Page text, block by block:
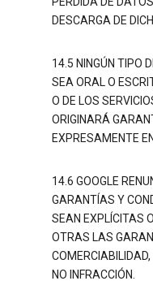
DESCARGA DE
14.5 NINGÚN TIPO
SEA ORAL O
O DE LOS
ORIGINARÁ
EXPRESAMENTE
14.6 GOOGLE
GARANTÍAS Y
SEAN EXPLÍCITAS
OTRAS LAS
NO INFRACCIÓN.